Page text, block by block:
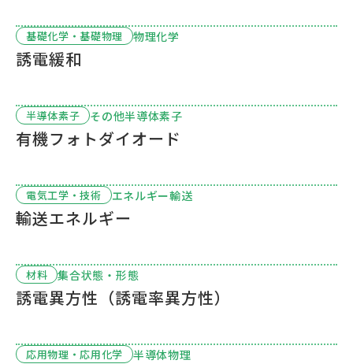
基礎化学・基礎物理 物理化学
誘電緩和
半導体素子 その他半導体素子
有機フォトダイオード
電気工学・技術 エネルギー輸送
輸送エネルギー
材料 集合状態・形態
誘電異方性（誘電率異方性）
応用物理・応用化学 半導体物理